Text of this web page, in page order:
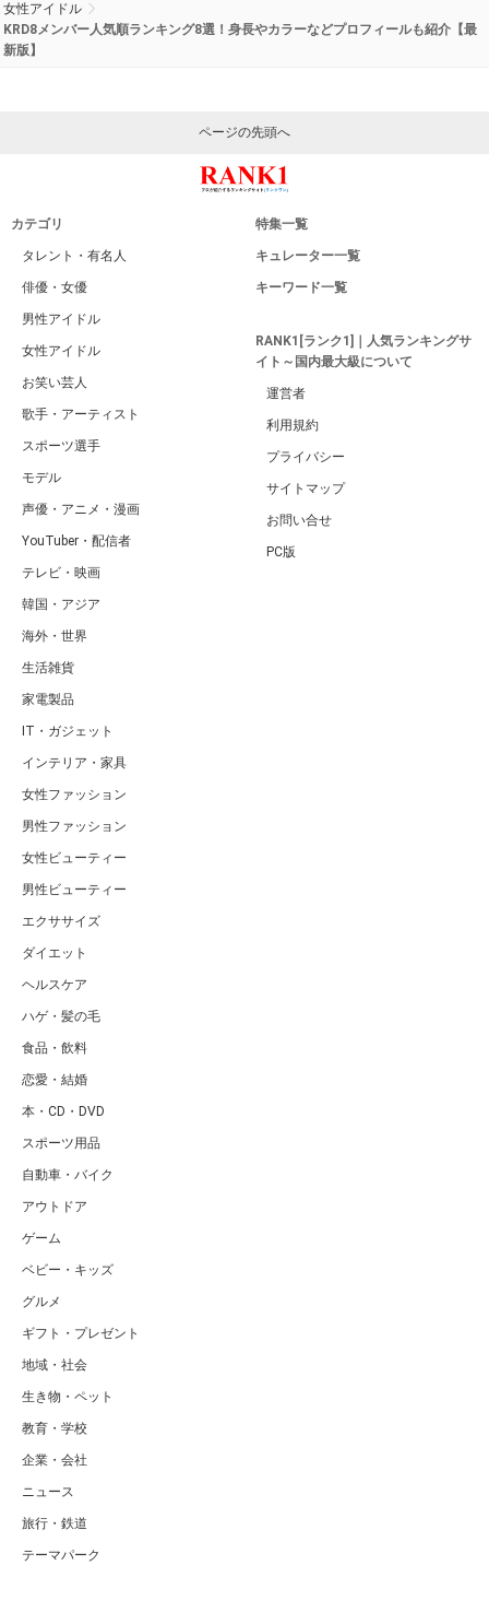
女性アイドル
KRD8メンバー人気順ランキング8選！身長やカラーなどプロフィールも紹介【最
新版】
ページの先頭へ
カテゴリ
タレント・有名人
俳優・女優
男性アイドル
女性アイドル
お笑い芸人
歌手・アーティスト
スポーツ選手
モデル
声優・アニメ・漫画
YouTuber・配信者
テレビ・映画
韓国・アジア
海外・世界
生活雑貨
家電製品
IT・ガジェット
インテリア・家具
女性ファッション
男性ファッション
女性ビューティー
男性ビューティー
エクササイズ
ダイエット
ヘルスケア
ハゲ・髪の毛
食品・飲料
恋愛・結婚
本・CD・DVD
スポーツ用品
自動車・バイク
アウトドア
ゲーム
ベビー・キッズ
グルメ
ギフト・プレゼント
地域・社会
生き物・ペット
教育・学校
企業・会社
ニュース
旅行・鉄道
テーマパーク
特集一覧
キュレーター一覧
キーワード一覧
RANK1[ランク1]｜人気ランキングサ
イト～国内最大級について
運営者
利用規約
プライバシー
サイトマップ
お問い合せ
PC版